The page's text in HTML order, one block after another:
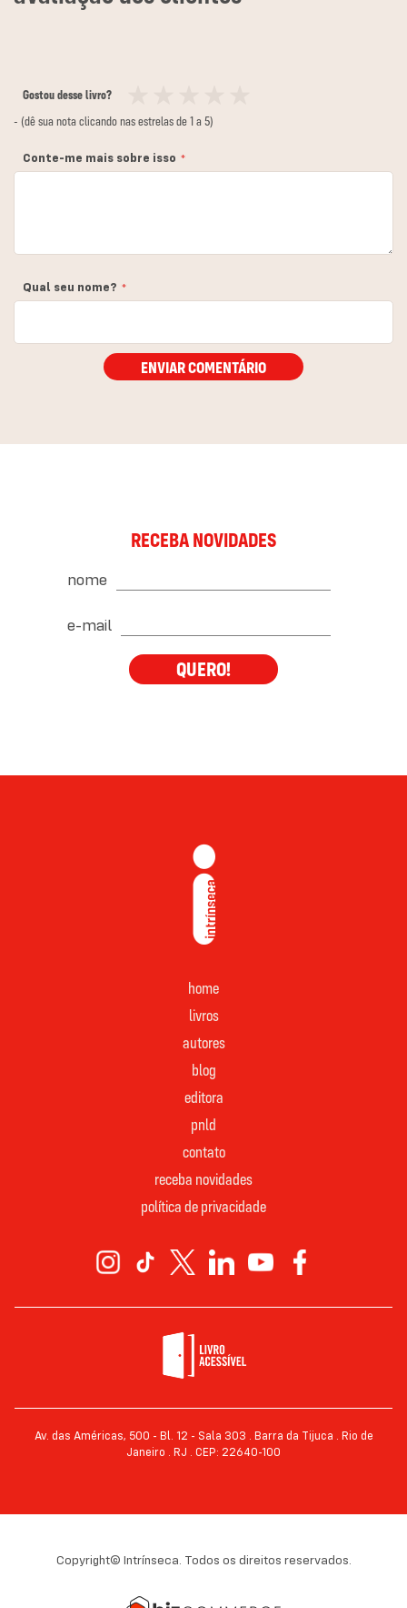
Gostou desse livro?
12
3
4
5
- (dê sua nota clicando nas estrelas de 1 a 5)
Conte-me mais sobre isso
Qual seu nome?
ENVIAR COMENTÁRIO
RECEBA NOVIDADES
nome
e-mail
QUERO!
home
livros
autores
blog
editora
pnld
contato
receba novidades
política de privacidade
Av. das Américas, 500 - Bl. 12 - Sala 303 . Barra da Tijuca . Rio de
Janeiro . RJ . CEP: 22640-100
Copyright© Intrínseca. Todos os direitos reservados.